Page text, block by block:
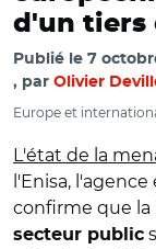
d'un tiers
Publié le 7
par Olivier
Europe et
L'état de la
l'Enisa,
confirme que la
secteur public